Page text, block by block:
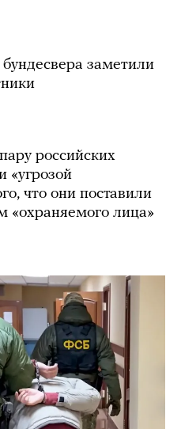
заметили
российских
«угрозой
что они поставили
«охраняемого лица»